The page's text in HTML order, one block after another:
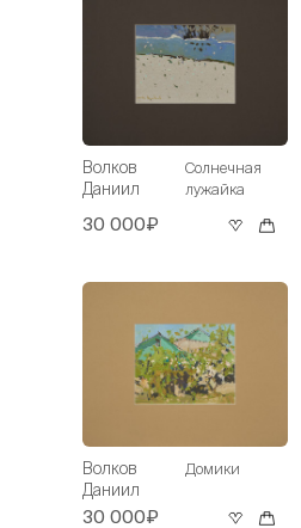
Волков
Даниил
Солнечная
лужайка
30 000₽
Волков
Даниил
Домики
30 000₽